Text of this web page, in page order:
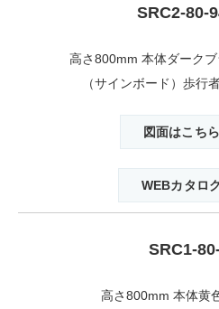
SRC2-80-
高さ800mm 本体ダーク
（サインボード）歩行
図面はこちら
WEBカタロ
SRC1-
高さ800mm 本体黄